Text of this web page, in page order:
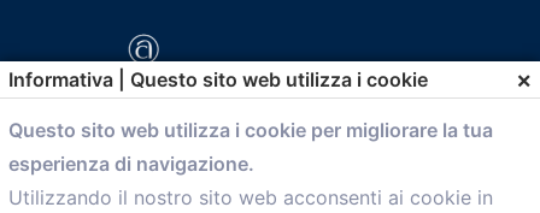
comunicazione@confartigianato.bo.it
Informativa | Questo sito web utilizza i cookie ×
Questo sito web utilizza i cookie per migliorare la tua
esperienza di navigazione.
Utilizzando il nostro sito web acconsenti ai cookie in